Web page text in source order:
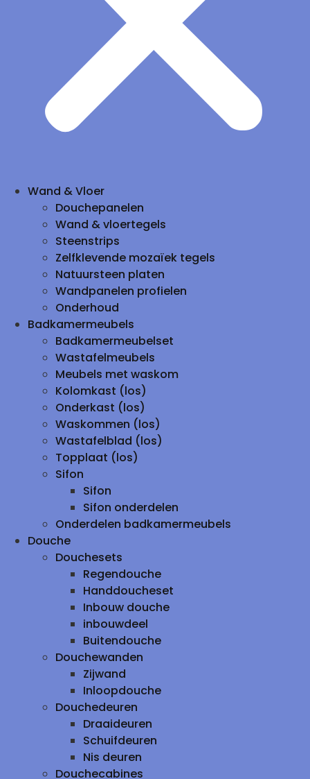
Wand & Vloer
Douchepanelen
Wand & vloertegels
Steenstrips
Zelfklevende mozaïek tegels
Natuursteen platen
Wandpanelen profielen
Onderhoud
Badkamermeubels
Badkamermeubelset
Wastafelmeubels
Meubels met waskom
Kolomkast (los)
Onderkast (los)
Waskommen (los)
Wastafelblad (los)
Topplaat (los)
Sifon
Sifon
Sifon onderdelen
Onderdelen badkamermeubels
Douche
Douchesets
Regendouche
Handdoucheset
Inbouw douche
inbouwdeel
Buitendouche
Douchewanden
Zijwand
Inloopdouche
Douchedeuren
Draaideuren
Schuifdeuren
Nis deuren
Douchecabines